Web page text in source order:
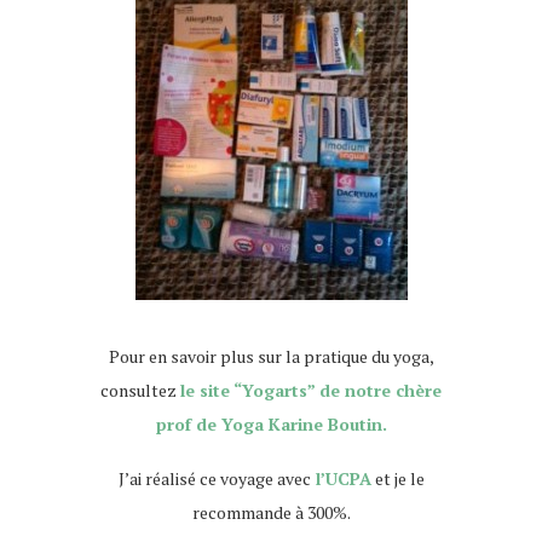
Pour en savoir plus sur la pratique du yoga,
consultez le site “Yogarts” de notre chère
prof de Yoga Karine Boutin.
J’ai réalisé ce voyage avec l’UCPAet je le
recommande à 300%.